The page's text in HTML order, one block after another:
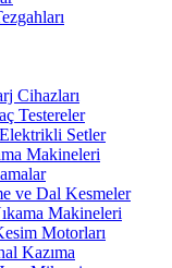
Cihazları
Testereler
Setler
Makineleri
ve Dal Kesmeler
Makineleri
Motorları
Kazıma